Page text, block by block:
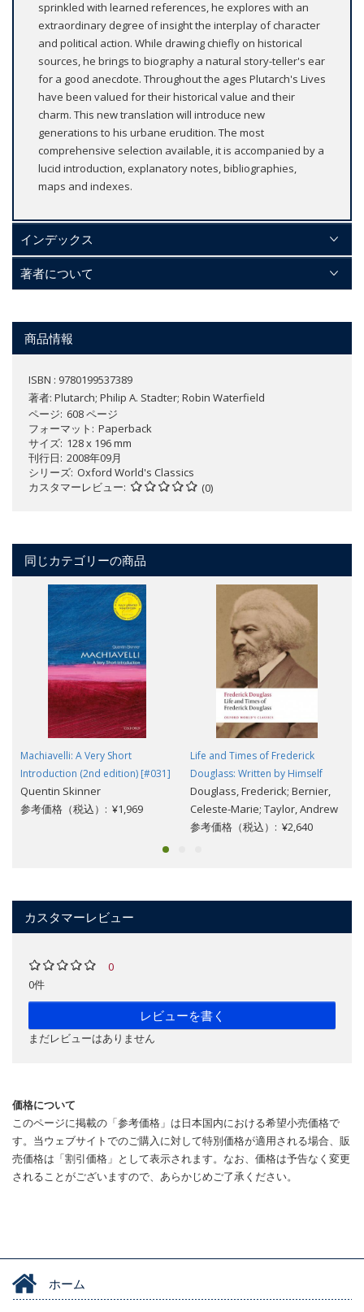
sprinkled with learned references, he explores with an
extraordinary degree of insight the interplay of character
and political action. While drawing chiefly on historical
sources, he brings to biography a natural story-teller's ear
for a good anecdote. Throughout the ages Plutarch's Lives
have been valued for their historical value and their
charm. This new translation will introduce new
generations to his urbane erudition. The most
comprehensive selection available, it is accompanied by a
lucid introduction, explanatory notes, bibliographies,
maps and indexes.
インデックス
著者について
商品情報
ISBN : 9780199537389
著者: Plutarch; Philip A. Stadter; Robin Waterfield
ページ 608 ページ
フォーマット
Paperback
サイズ 128 x 196 mm
刊行日 2008年09月
シリーズ Oxford World's Classics
カスタマーレビュー
(0)
同じカテゴリーの商品
Machiavelli: A Very Short
Introduction (2nd edition) [#031]
Quentin Skinner
参考価格（税込）: ¥1,969
Life and Times of Frederick
Douglass: Written by Himself
Douglass, Frederick; Bernier,
Celeste-Marie; Taylor, Andrew
参考価格（税込）: ¥2,640
カスタマーレビュー
0
0件
レビューを書く
まだレビューはありません
価格について
このページに掲載の「参考価格」は日本国内における希望小売価格で
す。当ウェブサイトでのご購入に対して特別価格が適用される場合、販
売価格は「割引価格」として表示されます。なお、価格は予告なく変更
されることがございますので、あらかじめご了承ください。
ホーム